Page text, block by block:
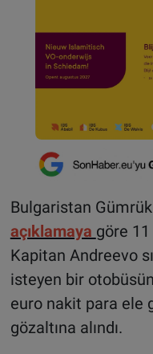
Bulgaristan
açıklamaya göre
Kapitan Andreevo
isteyen bir
euro nakit para ele
gözaltına alındı.